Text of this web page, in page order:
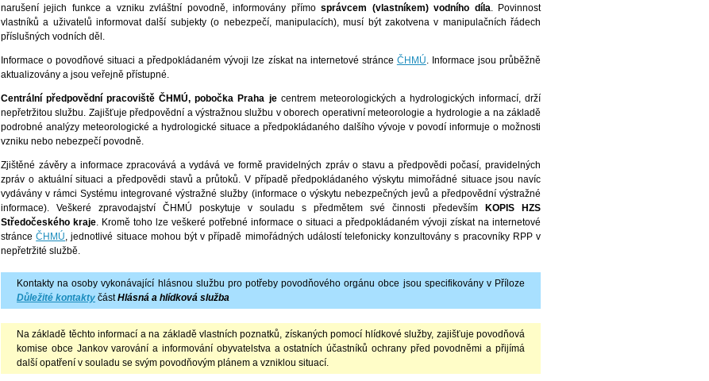
narušení jejich funkce a vzniku zvláštní povodně, informovány přímosprávcem (vlastníkem) vodního díla . Povinnost
vlastníků a uživatelů informovat další subjekty (o nebezpečí, manipulacích), musí být zakotvena v manipulačních řádech
příslušných vodních děl.
Informace o povodňové situaci a předpokládaném vývoji lze získat na internetové stránce ČHMÚ . Informace jsou průběžně
aktualizovány a jsou veřejně přístupné.
Centrální předpovědní pracoviště ČHMÚ, pobočka Praha jecentrem meteorologických a hydrologických informací, drží
nepřetržitou službu. Zajišťuje předpovědní a výstražnou službu v oborech operativní meteorologie a hydrologie a na základě
podrobné analýzy meteorologické a hydrologické situace a předpokládaného dalšího vývoje v povodí informuje o možnosti
vzniku nebo nebezpečí povodně.
Zjištěné závěry a informace zpracovává a vydává ve formě pravidelných zpráv o stavu a předpovědi počasí, pravidelných
zpráv o aktuální situaci a předpovědi stavů a průtoků. V případě předpokládaného výskytu mimořádné situace jsou navíc
vydávány v rámci Systému integrované výstražné služby (informace o výskytu nebezpečných jevů a předpovědní výstražné
informace). Veškeré zpravodajství ČHMÚ poskytuje v souladu s předmětem své činnosti především KOPIS HZS
Středočeského kraje . Kromě toho lze veškeré potřebné informace o situaci a předpokládaném vývoji získat na internetové
stránceČHMÚ , jednotlivé situace mohou být v případě mimořádných událostí telefonicky konzultovány s pracovníky RPP v
nepřetržité službě.
Kontakty na osoby vykonávající hlásnou službu pro potřeby povodňového orgánu obce jsou specifikovány v Příloze
Důležité kontakty část Hlásná a hlídková služba
Na základě těchto informací a na základě vlastních poznatků, získaných pomocí hlídkové služby, zajišťuje povodňová
komise obce Jankov varování a informování obyvatelstva a ostatních účastníků ochrany před povodněmi a přijímá
další opatření v souladu se svým povodňovým plánem a vzniklou situací.